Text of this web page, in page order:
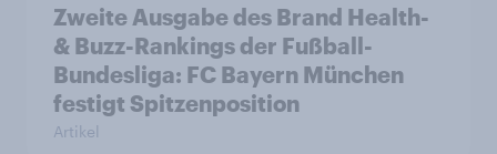
Zweite Ausgabe des Brand Health-
& Buzz-Rankings der Fußball-
Bundesliga: FC Bayern München
festigt Spitzenposition
Artikel